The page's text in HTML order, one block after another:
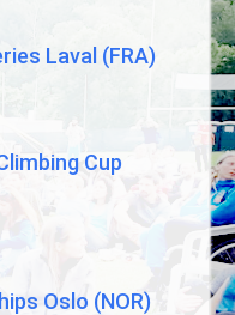
Laval (FRA)
Cup
Oslo (NOR)